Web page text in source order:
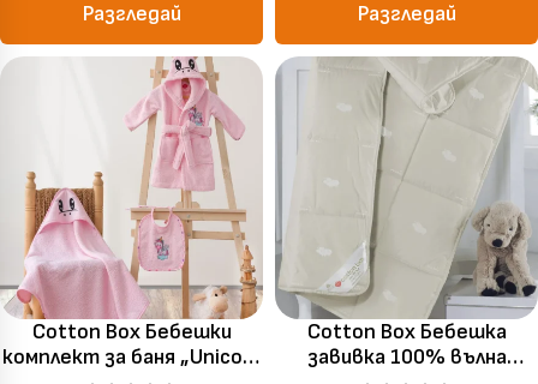
Разгледай Разгледай
Cotton Box Бебешки
комплект за баня „Unicorn
Cotton Box Бебешка
завивка 100% вълна